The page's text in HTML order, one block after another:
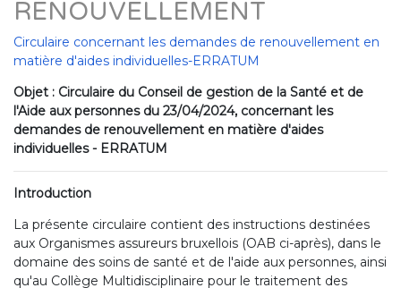
RENOUVELLEMENT
Circulaire concernant les demandes de renouvellement en
matière d'aides individuelles-ERRATUM
Objet : Circulaire du Conseil de gestion de la Santé et de
l'Aide aux personnes du 23/04/2024, concernant les
demandes de renouvellement en matière d'aides
individuelles - ERRATUM
Introduction
La présente circulaire contient des instructions destinées
aux Organismes assureurs bruxellois (OAB ci-après), dans le
domaine des soins de santé et de l'aide aux personnes, ainsi
qu'au Collège Multidisciplinaire pour le traitement des